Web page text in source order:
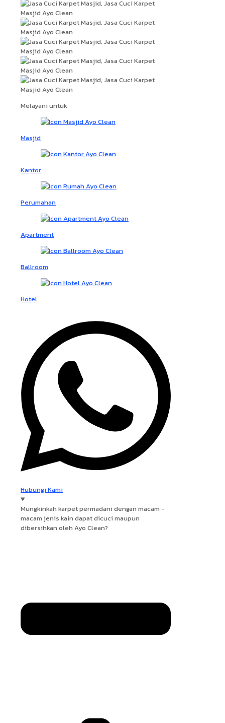
Melayani untuk
Masjid
Kantor
Perumahan
Apartment
Ballroom
Hotel
Hubungi Kami
Mungkinkah karpet permadani dengan macam -
macam jenis kain dapat dicuci maupun
dibersihkan oleh Ayo Clean?